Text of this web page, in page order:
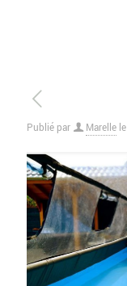
Publié par Marelle le